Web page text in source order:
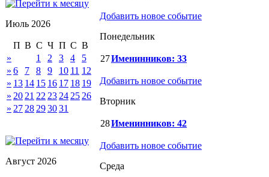
Июль 2026
П В С Ч П С В
»
1 2 3 4
5
» 6 7 8 9 10 11 12
» 13 14 15 16 17 18 19
» 20 21 22 23 24 25 26
» 27 28 293031
Август 2026
Добавить новое событие
Понедельник
27Именинников: 33
Добавить новое событие
Вторник
28Именинников: 42
Добавить новое событие
Среда